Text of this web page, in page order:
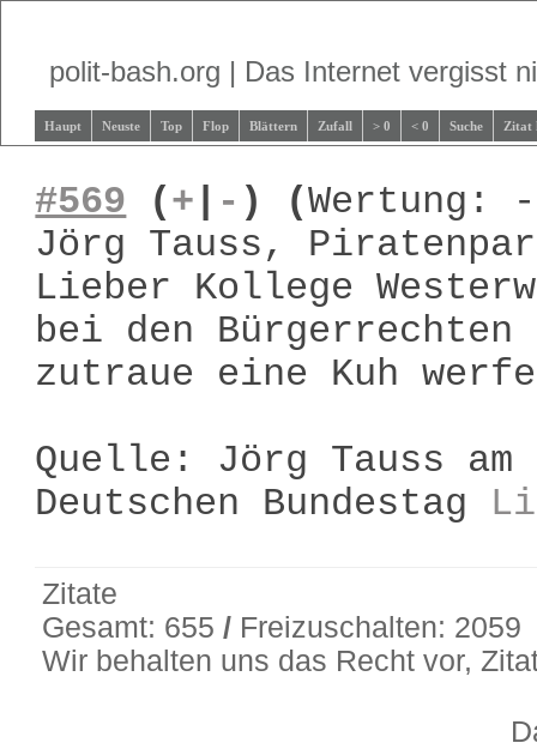
polit-bash.org | Das Internet vergisst
Haupt Neuste Top Flop Blättern Zufall > 0 < 0 Suche Zitat
#569 (+ - ) (Wertung:
Jörg Tauss,
Lieber Kollege
bei den
zutraue eine Kuh
Quelle: Jörg Tauss am
Deutschen Bundestag
Zitate
Gesamt: 655/ Freizuschalten: 2059
Wir behalten uns das Recht vor,